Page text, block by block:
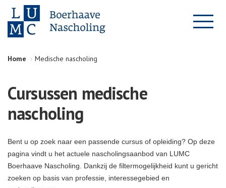
Home Medische nascholing
Cursussen medische
nascholing
Bent u op zoek naar een passende cursus of opleiding? Op deze
pagina vindt u het actuele nascholingsaanbod van LUMC
Boerhaave Nascholing. Dankzij de filtermogelijkheid kunt u gericht
zoeken op basis van professie, interessegebied en